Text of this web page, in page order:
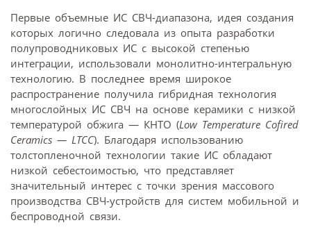
Первые объемные ИС СВЧ-диапазона, идея создания
которых логично следовала из опыта разработки
полупроводниковых ИС с высокой степенью
интеграции, использовали монолитно-интегральную
технологию. В последнее время широкое
распространение получила гибридная технология
многослойных ИС СВЧ на основе керамики с низкой
температурой обжига — КНТО (Low Temperature Cofired
Ceramics — LTCC). Благодаря использованию
толстопленочной технологии такие ИС обладают
низкой себестоимостью, что представляет
значительный интерес с точки зрения массового
производства СВЧ-устройств для систем мобильной и
беспроводной связи.